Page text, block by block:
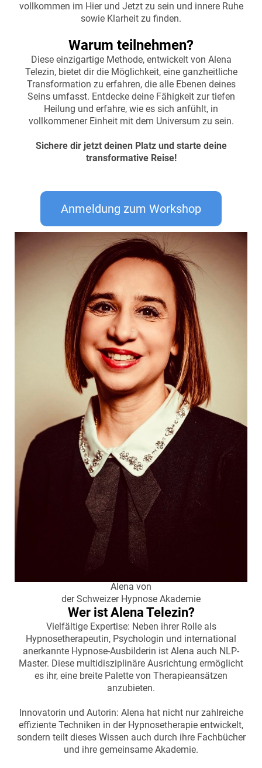
vollkommen im Hier und Jetzt zu sein und innere Ruhe
sowie Klarheit zu finden.
Warum teilnehmen?
Diese einzigartige Methode, entwickelt von Alena
Telezin, bietet dir die Möglichkeit, eine ganzheitliche
Transformation zu erfahren, die alle Ebenen deines
Seins umfasst. Entdecke deine Fähigkeit zur tiefen
Heilung und erfahre, wie es sich anfühlt, in
vollkommener Einheit mit dem Universum zu sein.
Sichere dir jetzt deinen Platz und starte deine
transformative Reise!
Anmeldung zum Workshop
Alena von
der Schweizer Hypnose Akademie
Wer ist Alena Telezin?
Vielfältige Expertise: Neben ihrer Rolle als
Hypnosetherapeutin, Psychologin und international
anerkannte Hypnose-Ausbilderin ist Alena auch NLP-
Master. Diese multidisziplinäre Ausrichtung ermöglicht
es ihr, eine breite Palette von Therapieansätzen
anzubieten.
Innovatorin und Autorin: Alena hat nicht nur zahlreiche
effiziente Techniken in der Hypnosetherapie entwickelt,
sondern teilt dieses Wissen auch durch ihre Fachbücher
und ihre gemeinsame Akademie.